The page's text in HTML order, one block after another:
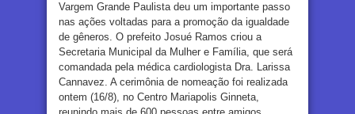
Vargem Grande Paulista deu um importante passo
nas ações voltadas para a promoção da igualdade
de gêneros. O prefeito Josué Ramos criou a
Secretaria Municipal da Mulher e Família, que será
comandada pela médica cardiologista Dra. Larissa
Cannavez. A cerimônia de nomeação foi realizada
ontem (16/8), no Centro Mariapolis Ginneta,